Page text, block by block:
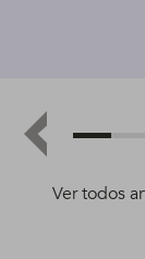
Ver todos